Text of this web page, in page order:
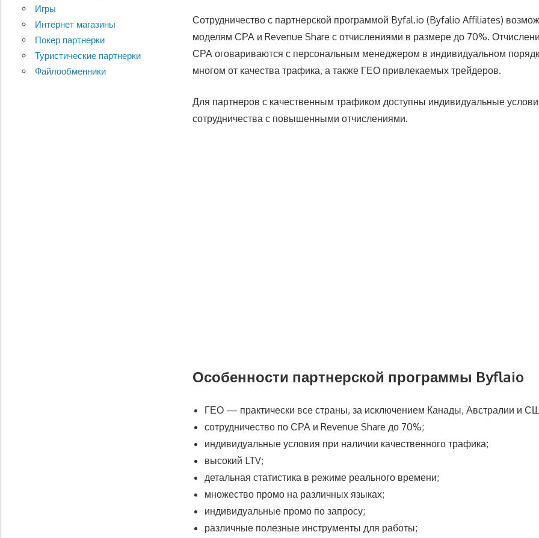
Сотрудничество с партнерской программой Byfal.io (Byfalio Affiliates)
моделям СРА и Revenue Share с отчислениями в размере до 70%.
СРА оговариваются с персональным менеджером в индивидуальном
многом от качества трафика, а также ГЕО привлекаемых трейдеров.
Для партнеров с качественным трафиком доступны индивидуальные
сотрудничества с повышенными отчислениями.
Особенности партнерской программы Byflaio
ГЕО — практически все страны, за исключением Канады, Австралии и
сотрудничество по СРА и Revenue Share до 70%;
индивидуальные условия при наличии качественного трафика;
высокий LTV;
детальная статистика в режиме реального времени;
множество промо на различных языках;
индивидуальные промо по запросу;
различные полезные инструменты для работы;
Игры
Интернет магазины
Покер партнерки
Туристические партнерки
Файлообменники